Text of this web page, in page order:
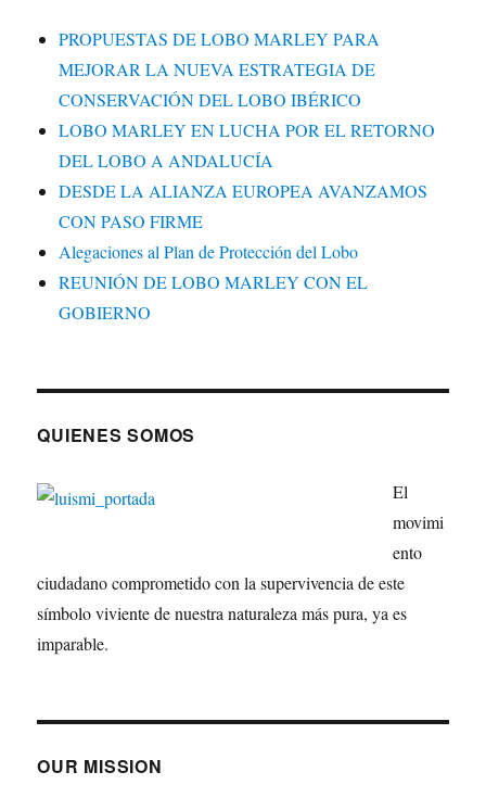
PROPUESTAS DE LOBO MARLEY PARA
MEJORAR LA NUEVA ESTRATEGIA DE
CONSERVACIÓN DEL LOBO IBÉRICO
LOBO MARLEY EN LUCHA POR EL RETORNO
DEL LOBO A ANDALUCÍA
DESDE LA ALIANZA EUROPEA AVANZAMOS
CON PASO FIRME
Alegaciones al Plan de Protección del Lobo
REUNIÓN DE LOBO MARLEY CON EL
GOBIERNO
QUIENES SOMOS
El
movimi
ento
ciudadano comprometido con la supervivencia de este
símbolo viviente de nuestra naturaleza más pura, ya es
imparable.
OUR MISSION